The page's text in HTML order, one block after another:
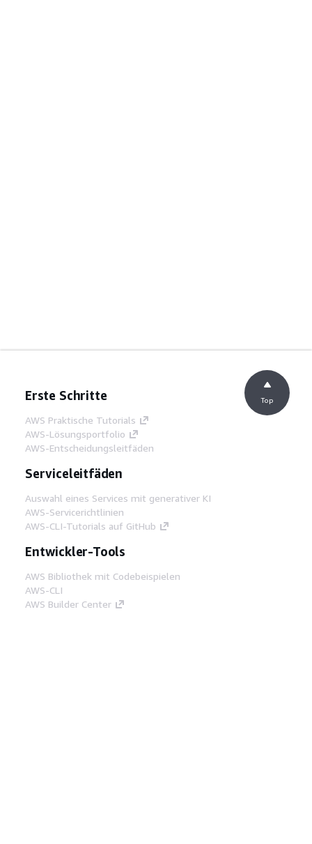
Erste Schritte
AWS Praktische Tutorials
AWS-Lösungsportfolio
AWS-Entscheidungsleitfäden
Serviceleitfäden
Auswahl eines Services mit generativer KI
AWS-Servicerichtlinien
AWS-CLI-Tutorials auf GitHub
Entwickler-Tools
AWS Bibliothek mit Codebeispielen
AWS-CLI
AWS Builder Center
Top